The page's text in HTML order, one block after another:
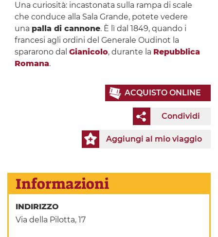
Una curiosità: incastonata sulla rampa di scale
che conduce alla Sala Grande, potete vedere
una palla di cannone. È lì dal 1849, quando i
francesi agli ordini del Generale Oudinot la
spararono dal Gianicolo, durante la Repubblica
Romana.
ACQUISTO ONLINE
Condividi
Aggiungi al mio viaggio
Informazioni
INDIRIZZO
Via della Pilotta, 17